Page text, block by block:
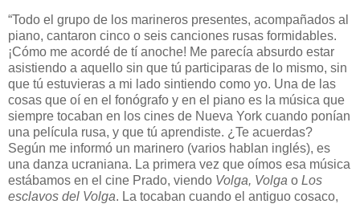
“Todo el grupo de los marineros presentes, acompañados al
piano, cantaron cinco o seis canciones rusas formidables.
¡Cómo me acordé de tí anoche! Me parecía absurdo estar
asistiendo a aquello sin que tú participaras de lo mismo, sin
que tú estuvieras a mi lado sintiendo como yo. Una de las
cosas que oí en el fonógrafo y en el piano es la música que
siempre tocaban en los cines de Nueva York cuando ponían
una película rusa, y que tú aprendiste. ¿Te acuerdas?
Según me informó un marinero (varios hablan inglés), es
una danza ucraniana. La primera vez que oímos esa música
estábamos en el cine Prado, viendo Volga, Volga o Los
esclavos del Volga. La tocaban cuando el antiguo cosaco,